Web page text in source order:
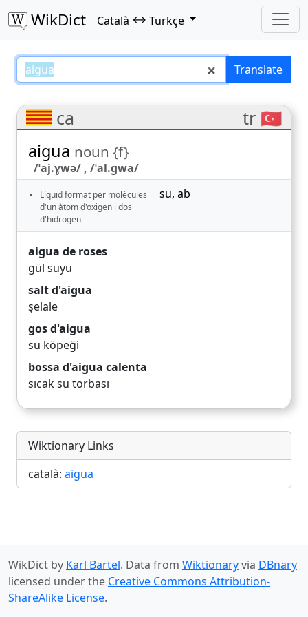
WikDict Català ↔ Türkçe
aigua – Català–Türkçe Translate
ca tr 🇹🇷
aigua noun {f}
/ˈaj.ɣwə/ , /ˈal.ɡwa/
Líquid format per molècules
d'un àtom d'oxigen i dos
d'hidrogen
su, ab
aigua de roses
gül suyu
salt d'aigua
şelale
gos d'aigua
su köpeği
bossa d'aigua calenta
sıcak su torbası
Wiktionary Links
català: aigua
WikDict by Karl Bartel. Data from Wiktionaryvia DBnary
licensed under the Creative Commons Attribution-
ShareAlike License.